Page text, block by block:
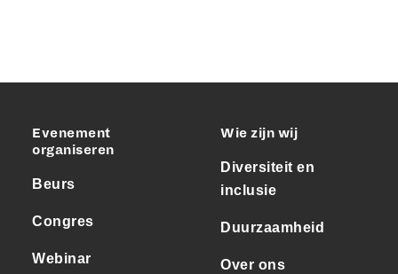
Evenement
organiseren
Beurs
Congres
Webinar
Wie zijn wij
Diversiteit en
inclusie
Duurzaamheid
Over ons